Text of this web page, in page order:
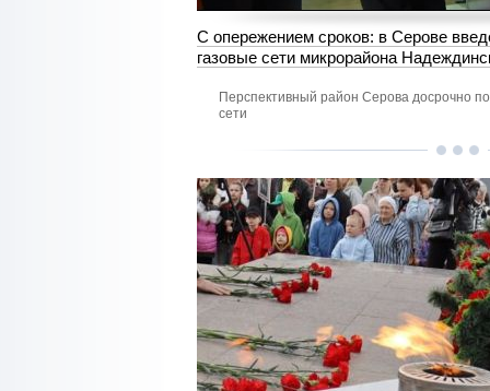
С опережением сроков: в Серове
газовые сети микрорайона
Перспективный район Серова досрочно
сети